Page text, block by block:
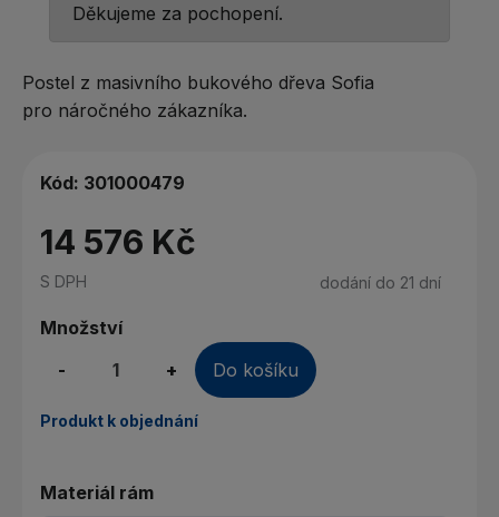
Děkujeme za pochopení.
Postel z masivního bukového dřeva Sofia
pro náročného zákazníka.
Kód: 301000479
14 576 Kč
S DPH dodání do 21 dní
Množství
-
+ Do košíku
Produkt k objednání
Materiál rám